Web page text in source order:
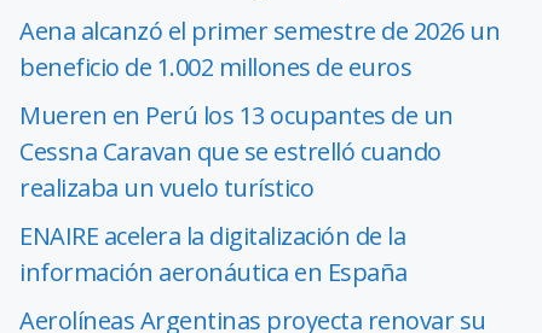
Aena alcanzó el primer semestre de 2026 un
beneficio de 1.002 millones de euros
Mueren en Perú los 13 ocupantes de un
Cessna Caravan que se estrelló cuando
realizaba un vuelo turístico
ENAIRE acelera la digitalización de la
información aeronáutica en España
Aerolíneas Argentinas proyecta renovar su